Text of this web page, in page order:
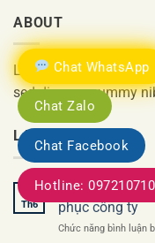
Chat WhatsApp
Chat Zalo
Chat Facebook
Hotline:
ABOUT
Lorem ipsum dolor sit
sed diam nonummy
LATEST POSTS
17
Th6
Những sai lầm
phục công ty
Chức năng bình luận